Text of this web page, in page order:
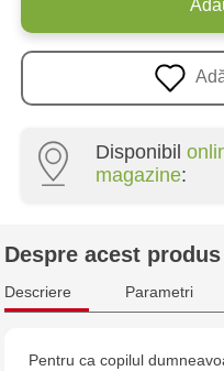
Disponibil
magazine:
Multistore Centru - bd.
Despre acest produs
Descriere Parametri
Pentru ca copilul